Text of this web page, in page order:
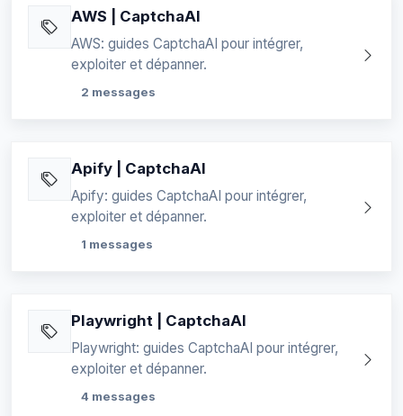
AWS | CaptchaAI
AWS: guides CaptchaAI pour intégrer,
exploiter et dépanner.
2 messages
Apify | CaptchaAI
Apify: guides CaptchaAI pour intégrer,
exploiter et dépanner.
1 messages
Playwright | CaptchaAI
Playwright: guides CaptchaAI pour intégrer,
exploiter et dépanner.
4 messages